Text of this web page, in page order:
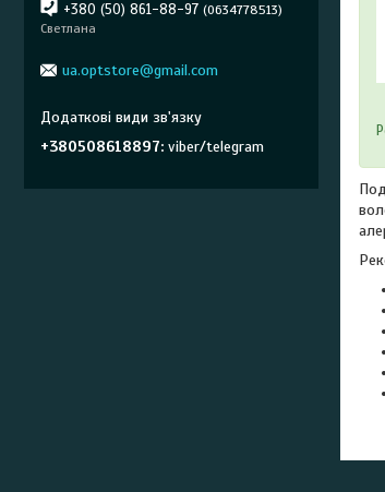
+380 (50) 861-88-97 0634778513
Светлана
ua.optstore@gmail.com
+380508618897 viber/telegram